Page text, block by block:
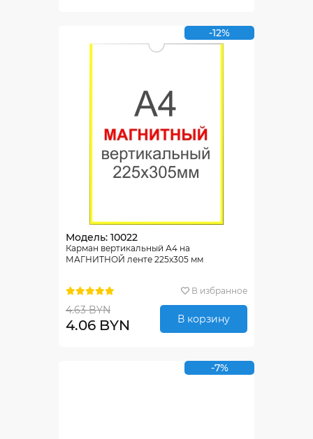
-12%
Модель: 10022
Карман вертикальный А4 на
МАГНИТНОЙ ленте 225х305 мм
В избранное
4.63 BYN
4.06 BYN В корзину
-7%